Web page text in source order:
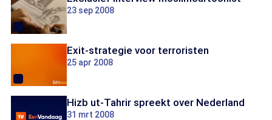
23 sep 2008
Exit-strategie voor terroristen
25 apr 2008
Hizb ut-Tahrir spreekt over Nederland
31 mrt 2008